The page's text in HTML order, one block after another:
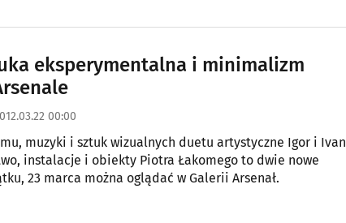
eksperymentalna i minimalizm
00:00
muzyki i sztuk wizualnych duetu artystyczne Igor i Ivan
instalacje i obiekty Piotra Łakomego to dwie nowe
23 marca można oglądać w Galerii Arsenał.